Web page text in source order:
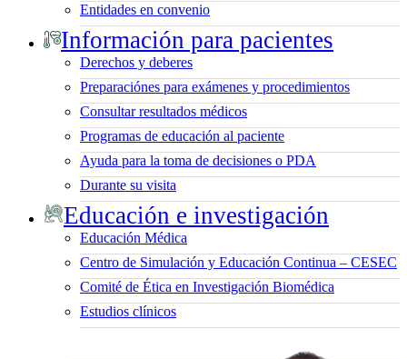
Entidades en convenio
Información para pacientes
Derechos y deberes
Preparaciónes para exámenes y procedimientos
Consultar resultados médicos
Programas de educación al paciente
Ayuda para la toma de decisiones o PDA
Durante su visita
Educación e investigación
Educación Médica
Centro de Simulación y Educación Continua – CESEC
Comité de Ética en Investigación Biomédica
Estudios clínicos